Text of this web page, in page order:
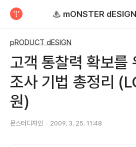
pRODUCT dESIGN
고객 통찰력 확보를
조사 기법 총정리
원)
몬스터디자인 2009. 3. 25. 11:48